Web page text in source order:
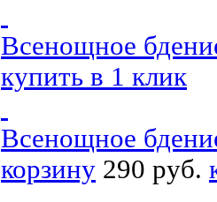
Всенощное
купить в 1 клик
Всенощное
корзину 290 руб.